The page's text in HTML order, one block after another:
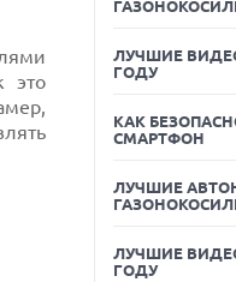
это
ЛУЧШИЕ
ГОДУ
КАК
СМАРТФОН
ЛУЧШИЕ
ЛУЧШИЕ
ГОДУ
XENIUM
СМАРТФОНЫ С